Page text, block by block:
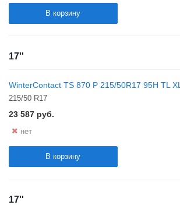
В корзину
17''
WinterContact TS 870 P 215/50R17 95H TL XL
215/50 R17
23 587 руб.
нет
В корзину
17''